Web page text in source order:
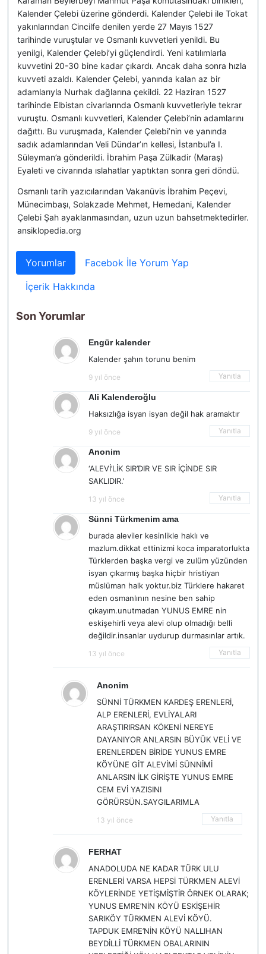
Kalender Çelebi üzerine gönderdi. Kalender Çelebi ile Tokat
yakınlarından Cincilfe denilen yerde 27 Mayıs 1527
tarihinde vuruştular ve Osmanlı kuvvetleri yenildi. Bu
yenilgi, Kalender Çelebi’yi güçlendirdi. Yeni katılımlarla
kuvvetini 20-30 bine kadar çıkardı. Ancak daha sonra hızla
kuvveti azaldı. Kalender Çelebi, yanında kalan az bir
adamlarıyla Nurhak dağlarına çekildi. 22 Haziran 1527
tarihinde Elbistan civarlarında Osmanlı kuvvetleriyle tekrar
vuruştu. Osmanlı kuvvetleri, Kalender Çelebi’nin adamlarını
dağıttı. Bu vuruşmada, Kalender Çelebi’nin ve yanında
sadık adamlarından Veli Dündar’ın kellesi, İstanbul’a I.
Süleyman’a gönderildi. İbrahim Paşa Zülkadir (Maraş)
Eyaleti ve civarında ıslahatlar yaptıktan sonra geri döndü.
Osmanlı tarih yazıcılarından Vakanüvis İbrahim Peçevi,
Münecimbaşı, Solakzade Mehmet, Hemedani, Kalender
Çelebi Şah ayaklanması­ndan, uzun uzun bahsetmektedirler.
ansiklopedia.org
Yorumlar
Facebok İle Yorum Yap
İçerik Hakkında
Son Yorumlar
Engür kalender
Kalender şahın torunu benim
9 yıl önce Yanıtla
Ali Kalenderoğlu
Haksızlığa isyan isyan değil hak aramaktır
9 yıl önce Yanıtla
Anonim
‘ALEVİ’LİK SIR’DIR VE SIR İÇİNDE SIR
SAKLIDIR.’
13 yıl önce Yanıtla
Sünni Türkmenim ama
burada aleviler kesinlikle haklı ve
mazlum.dikkat ettinizmi koca imparatorlukta
Türklerden başka vergi ve zulüm yüzünden
isyan çıkarmış başka hiçbir hristiyan
müslüman halk yoktur.biz Türklere hakaret
eden osmanlının nesine ben sahip
çıkayım.unutmadan YUNUS EMRE nin
eskişehirli veya alevi olup olmadığı belli
değildir.insanlar uydurup durmasınlar artık.
13 yıl önce Yanıtla
Anonim
SÜNNİ TÜRKMEN KARDEŞ ERENLERİ,
ALP ERENLERİ, EVLİYALARI
ARAŞTIRIRSAN KÖKENİ NEREYE
DAYANIYOR ANLARSIN BÜYÜK VELİ VE
ERENLERDEN BİRİDE YUNUS EMRE
KÖYÜNE GİT ALEVİMİ SÜNNİMİ
ANLARSIN İLK GİRİŞTE YUNUS EMRE
CEM EVİ YAZISINI
GÖRÜRSÜN.SAYGILARIMLA
13 yıl önce Yanıtla
FERHAT
ANADOLUDA NE KADAR TÜRK ULU
ERENLERİ VARSA HEPSİ TÜRKMEN ALEVİ
KÖYLERİNDE YETİŞMİŞTİR ÖRNEK OLARAK;
YUNUS EMRE’NİN KÖYÜ ESKİŞEHİR
SARIKÖY TÜRKMEN ALEVİ KÖYÜ.
TAPDUK EMRE’NİN KÖYÜ NALLIHAN
BEYDİLLİ TÜRKMEN OBALARININ